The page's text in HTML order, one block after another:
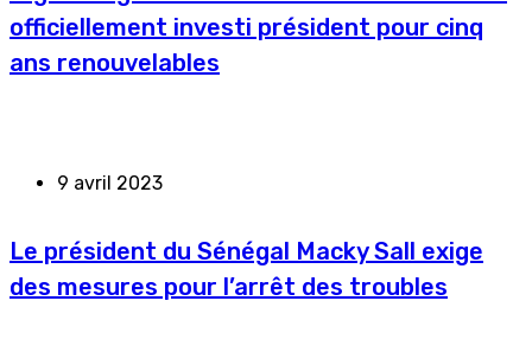
officiellement investi président pour cinq
ans renouvelables
9 avril 2023
Le président du Sénégal Macky Sall exige
des mesures pour l’arrêt des troubles